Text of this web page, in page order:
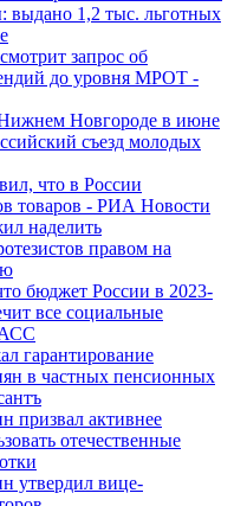
выдано 1,2 тыс. льготных
запрос об
до уровня МРОТ -
Новгороде в июне
съезд молодых
что в России
товаров - РИА Новости
наделить
правом на
бюджет России в 2023-
все социальные
гарантирование
в частных пенсионных
активнее
отечественные
утвердил вице-